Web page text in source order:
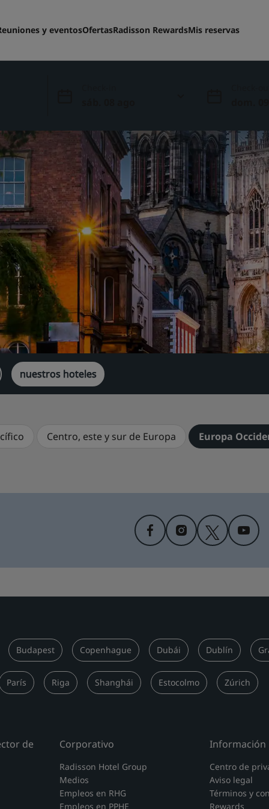
y eventosOfertasRadisson RewardsMis reservas
nuestros hoteles
Centro, este y sur de Europa Europa
Budapest Copenhague Dubái Dublín
París Riga Shanghái Estocolmo Zúrich
de Corporativo
Radisson Hotel Group
Medios
Empleos en RHG
Empleos en PPHE
Información
Centro de
Aviso legal
Términos y
Rewards